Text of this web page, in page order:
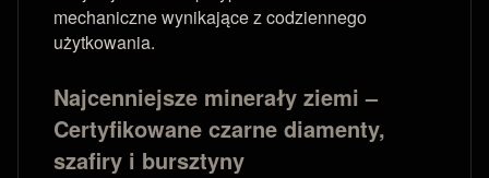
mechaniczne wynikające z codziennego
użytkowania.
Najcenniejsze minerały ziemi –
Certyfikowane czarne diamenty,
szafiry i bursztyny